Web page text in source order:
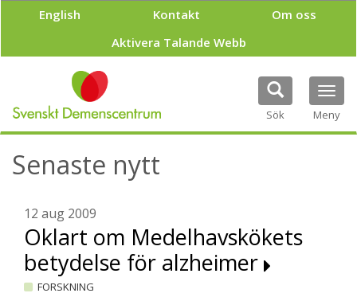
p
l
English Kontakt
Om oss
Aktivera Talande Webb
Sök Meny
Senaste nytt
12 aug 2009
Oklart om Medelhavskökets
betydelse för alzheimer
FORSKNING